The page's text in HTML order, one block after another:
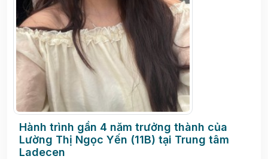
Hành trình gần 4 năm trưởng thành của
Lường Thị Ngọc Yến (11B) tại Trung tâm
Ladecen